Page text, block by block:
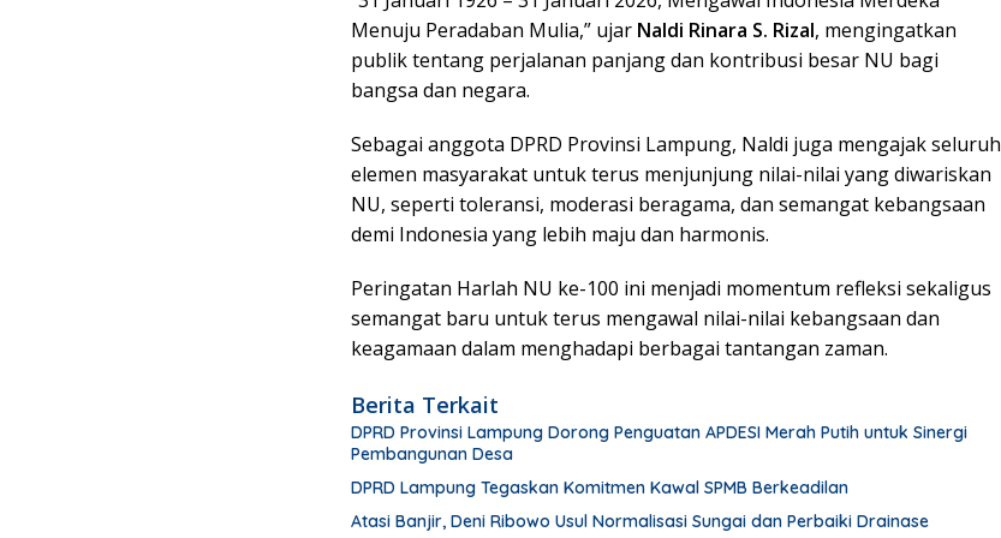
Menuju Peradaban Mulia,” ujar Naldi Rinara S. Rizal, mengingatkan
publik tentang perjalanan panjang dan kontribusi besar NU bagi
bangsa dan negara.
Sebagai anggota DPRD Provinsi Lampung, Naldi juga mengajak seluruh
elemen masyarakat untuk terus menjunjung nilai-nilai yang diwariskan
NU, seperti toleransi, moderasi beragama, dan semangat kebangsaan
demi Indonesia yang lebih maju dan harmonis.
Peringatan Harlah NU ke-100 ini menjadi momentum refleksi sekaligus
semangat baru untuk terus mengawal nilai-nilai kebangsaan dan
keagamaan dalam menghadapi berbagai tantangan zaman.
Berita Terkait
DPRD Provinsi Lampung Dorong Penguatan APDESI Merah Putih untuk Sinergi
Pembangunan Desa
DPRD Lampung Tegaskan Komitmen Kawal SPMB Berkeadilan
Atasi Banjir, Deni Ribowo Usul Normalisasi Sungai dan Perbaiki Drainase